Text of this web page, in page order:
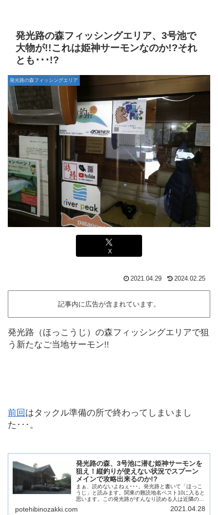
発光路の森フィッシングエリア、3号池で
大物が!!これは姫神サーモンなのか!?それ
とも･･･!?
発光路の森フィッシングエリア
X
2021.04.29 2024.02.25
記事内に広告が含まれています。
発光路（ほっこうじ）の森フィッシングエリアで狙
う新たなご当地サーモン!!
前回 はタックル準備の所で終わってしまいまし
た･･･。
発光路の森、3号池に潜む姫神サーモンを
狙え！縦釣りが使えない状況でスプーン
メインで攻略出来るのか!?
まぁ、読めないよねぇ･･･。発光路と書いて「ほっこ
うじ」と読みます。関東の難読地名ベスト10に入ると
思います。この発光路がすんなり読める人は近隣の人
か管釣りジャンキーですね･･･。今回の記事は2021年
4月26日（月）に行った発光路釣行です...
potehibinozakki.com 2021.04.28